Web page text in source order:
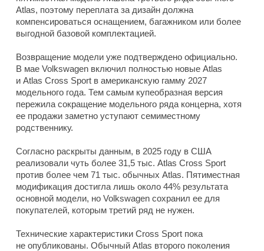
Atlas, поэтому переплата за дизайн должна
компенсироваться оснащением, багажником или более
выгодной базовой комплектацией.
Возвращение модели уже подтверждено официально.
В мае Volkswagen включил полностью новые Atlas
и Atlas Cross Sport в американскую гамму 2027
модельного года. Тем самым купеобразная версия
пережила сокращение модельного ряда концерна, хотя
ее продажи заметно уступают семиместному
родственнику.
Согласно раскрыты данным, в 2025 году в США
реализовали чуть более 31,5 тыс. Atlas Cross Sport
против более чем 71 тыс. обычных Atlas. Пятиместная
модификация достигла лишь около 44% результата
основной модели, но Volkswagen сохранил ее для
покупателей, которым третий ряд не нужен.
Технические характеристики Cross Sport пока
не опубликованы. Обычный Atlas второго поколения